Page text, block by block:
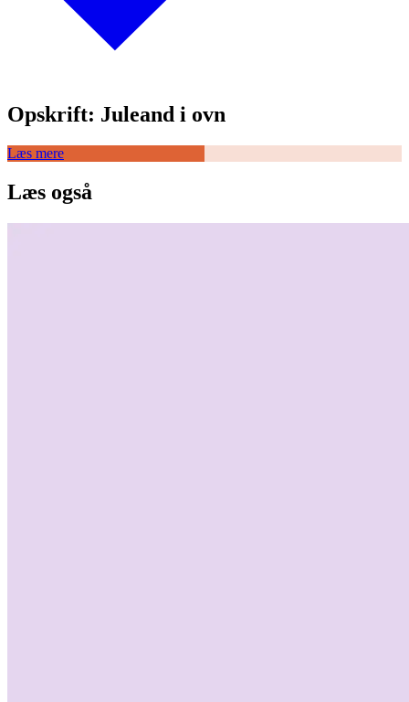
Opskrift: Juleand i ovn
Læs mere
Læs også